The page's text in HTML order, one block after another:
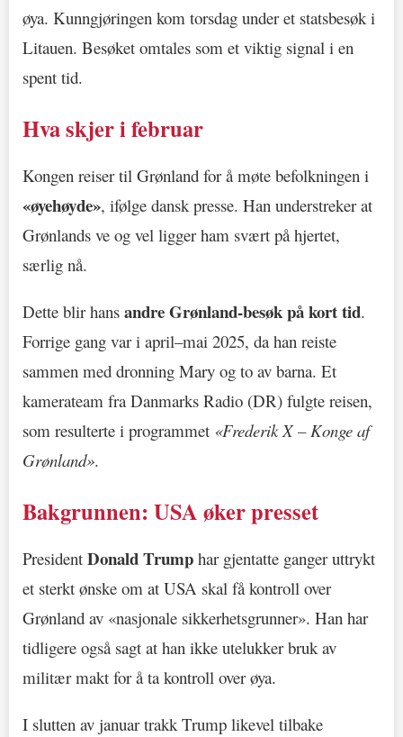
øya. Kunngjøringen kom torsdag under et statsbesøk i
Litauen. Besøket omtales som et viktig signal i en
spent tid.
Hva skjer i februar
Kongen reiser til Grønland for å møte befolkningen i
«øyehøyde», ifølge dansk presse. Han understreker at
Grønlands ve og vel ligger ham svært på hjertet,
særlig nå.
Dette blir hans andre Grønland-besøk på kort tid.
Forrige gang var i april–mai 2025, da han reiste
sammen med dronning Mary og to av barna. Et
kamerateam fra Danmarks Radio (DR) fulgte reisen,
som resulterte i programmet «Frederik X – Konge af
Grønland».
Bakgrunnen: USA øker presset
President Donald Trump har gjentatte ganger uttrykt
et sterkt ønske om at USA skal få kontroll over
Grønland av «nasjonale sikkerhetsgrunner». Han har
tidligere også sagt at han ikke utelukker bruk av
militær makt for å ta kontroll over øya.
I slutten av januar trakk Trump likevel tilbake